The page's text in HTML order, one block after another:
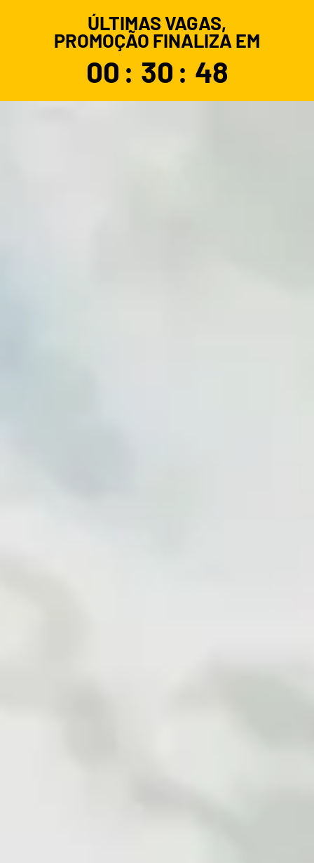
ÚLTIMAS VAGAS,
PROMOÇÃO FINALIZA EM
00 : 30 : 48